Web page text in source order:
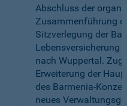
Abschluss der
Zusammenführung
Sitzverlegung der
Lebensversicherung
nach Wuppertal.
Erweiterung der
des Barmenia-
neues